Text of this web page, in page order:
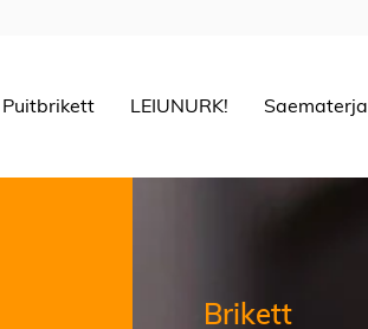
Puitbrikett LEIUNURK! Saematerjal
Brikett